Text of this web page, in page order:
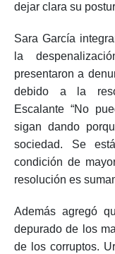
dejar clara su
Sara García
la
presentaron a
debido a la
Escalante “No
sigan dando
sociedad. Se
condición de
resolución es
Además agregó
depurado de los
de los corruptos.